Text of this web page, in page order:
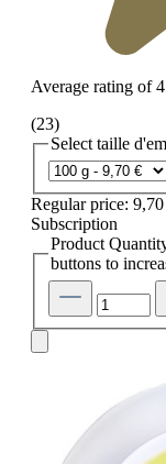
Average rating of
(23)
Select taille
Regular price:
Subscription
Product
buttons to